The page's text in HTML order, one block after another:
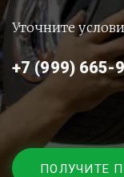
Уточните
+7 (999) 665-
ПОЛУЧИТЕ